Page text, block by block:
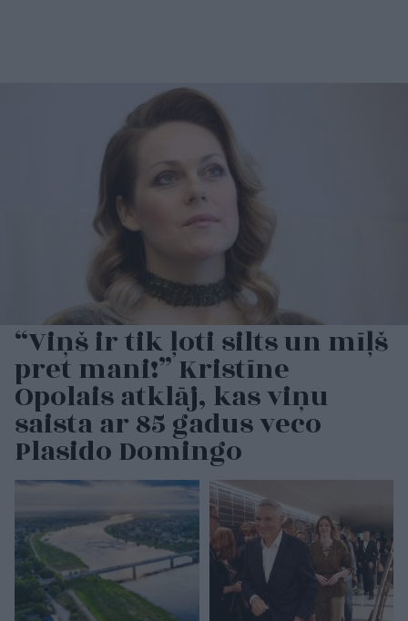
“Viņš ir tik ļoti silts un mīļš
pret mani!” Kristīne
Opolais atklāj, kas viņu
saista ar 85 gadus veco
Plasido Domingo